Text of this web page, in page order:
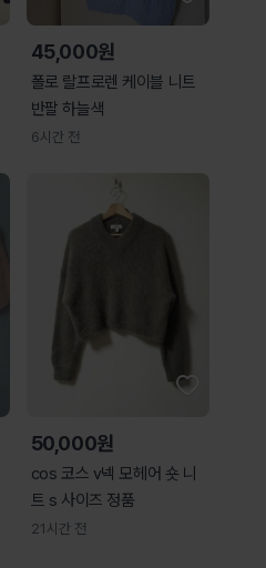
45,000원
폴로 랄프로렌 케이블 니트
반팔 하늘색
6시간 전
50,000원
cos 코스 v넥 모헤어 숏 니
트 s 사이즈 정품
21시간 전